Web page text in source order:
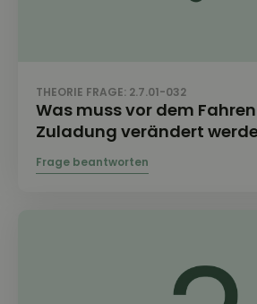
THEORIE FRAGE: 2.7.01-032
Was muss vor dem
Zuladung verändert